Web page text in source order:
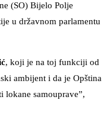
(SO) Bijelo Polje
u državnom parlamentu
, koji je na toj funkciji od
ambijent i da je Opština
lokane samouprave”,